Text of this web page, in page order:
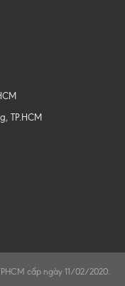
TP.HCM
cấp ngày 11/02/2020.